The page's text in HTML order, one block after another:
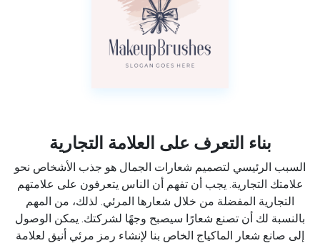
بناء التعرف على العلامة التجارية
السبب الرئيسي لتصميم شعارات الجمال هو جذب الأشخاص نحو
علامتك التجارية. يجب أن تفهم أن الناس يتعرفون على علامتهم
التجارية المفضلة من خلال شعارها المرئي. لذلك، من المهم
بالنسبة لك أن تصنع شعارًا سيصبح وجهًا لشركتك. يمكن الوصول
إلى صانع شعار الماكياج الخاص بنا لإنشاء رمز مرئي أنيق لعلامة